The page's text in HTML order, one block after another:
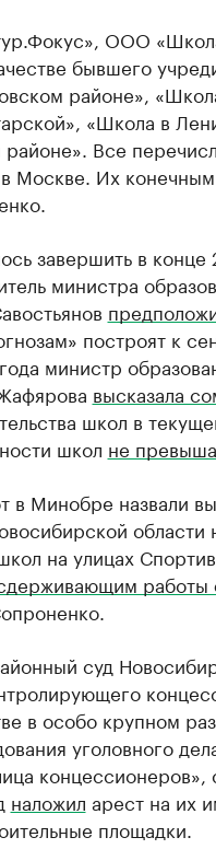
ООО
бывшего
районе»,
«Школа в
Все
Москве. Их конечным
завершить в конце
министра
построят к
министр
высказала
школ в
школ не
в Минобре назвали
области
на улицах
работы
суд
в особо крупном
уголовного
концессионеров»,
наложил арест на их
площадки.